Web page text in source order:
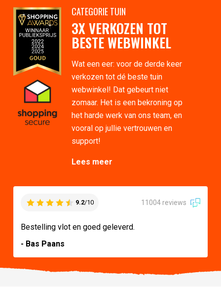
CATEGORIE TUIN
3X VERKOZEN TOT
BESTE WEBWINKEL
Wat een eer: voor de derde keer
verkozen tot dé beste tuin
webwinkel! Dat gebeurt niet
zomaar. Het is een bekroning op
het harde werk van ons team, en
vooral op jullie vertrouwen en
support!
Lees meer
9.2/10 11004 reviews
Bestelling vlot en goed geleverd.
- Bas Paans